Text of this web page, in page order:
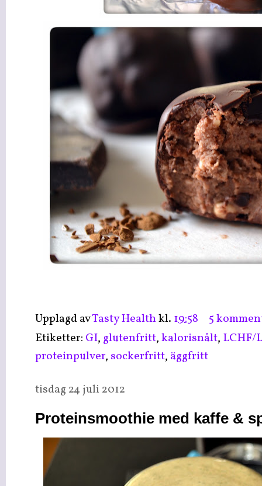
Upplagd avTasty Healthkl. 19:58
5
Etiketter: GI, glutenfritt,kalorisnålt, LCHF/
proteinpulver, sockerfritt, äggfritt
tisdag 24 juli 2012
Proteinsmoothie med kaffe &